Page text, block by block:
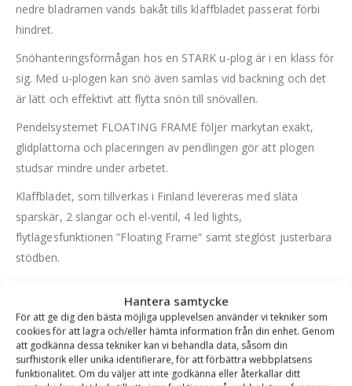
Hantera samtycke
För att ge dig den bästa möjliga upplevelsen använder vi tekniker som
cookies för att lagra och/eller hämta information från din enhet. Genom
att godkänna dessa tekniker kan vi behandla data, såsom din
surfhistorik eller unika identifierare, för att förbättra webbplatsens
funktionalitet. Om du väljer att inte godkänna eller återkallar ditt
nedre bladramen vänds bakåt tills klaffbladet passerat förbi
hindret.
Snöhanteringsförmågan hos en STARK u-plog är i en klass för
sig. Med u-plogen kan snö även samlas vid backning och det
är lätt och effektivt att flytta snön till snövallen.
Pendelsystemet FLOATING FRAME följer markytan exakt,
glidplattorna och placeringen av pendlingen gör att plogen
studsar mindre under arbetet.
Klaffbladet, som tillverkas i Finland levereras med släta
sparskär, 2 slangar och el-ventil, 4 led lights,
flytlägesfunktionen ”Floating Frame” samt steglöst justerbara
stödben.